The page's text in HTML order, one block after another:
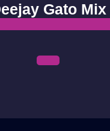
Gato Mix